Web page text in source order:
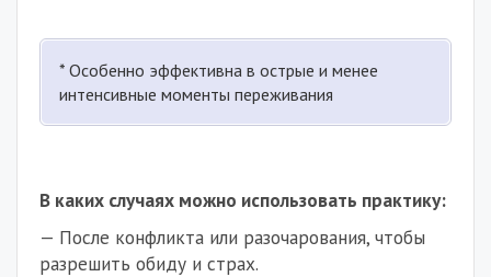
* Особенно эффективна в острые и менее
интенсивные моменты переживания
В каких случаях можно использовать практику:
— После конфликта или разочарования, чтобы
разрешить обиду и страх.